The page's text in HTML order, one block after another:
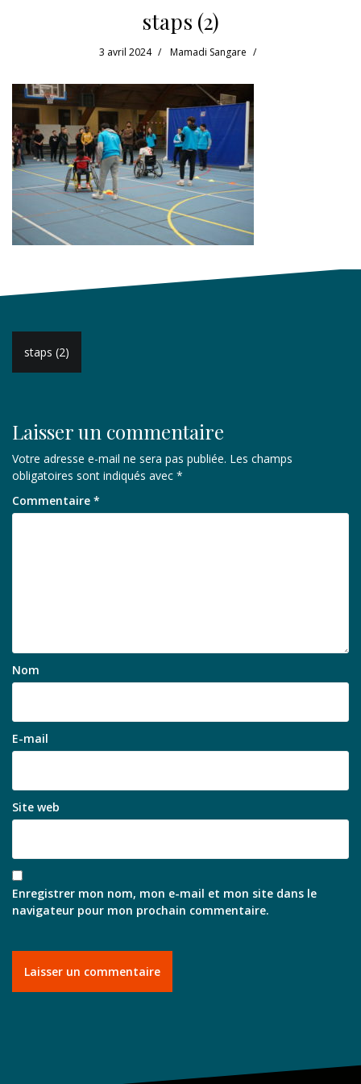
staps (2)
3 avril 2024 Mamadi Sangare
Navigation
de
staps (2)
Laisser un commentaire
Votre adresse e-mail ne sera pas publiée. Les champs
obligatoires sont indiqués avec *
Commentaire *
Nom
E-mail
Site web
Enregistrer mon nom, mon e-mail et mon site dans le
navigateur pour mon prochain commentaire.